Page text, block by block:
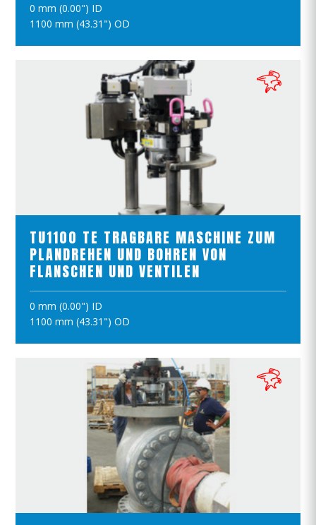
0 mm (0.00") ID
1100 mm (43.31") OD
TU1100 TE TRAGBARE MASCHINE ZUM
PLANDREHEN UND BOHREN VON
FLANSCHEN UND VENTILEN
0 mm (0.00") ID
1100 mm (43.31") OD
PRODUKTE ANSCHAUEN
PRODUKTE ANSCHAUEN